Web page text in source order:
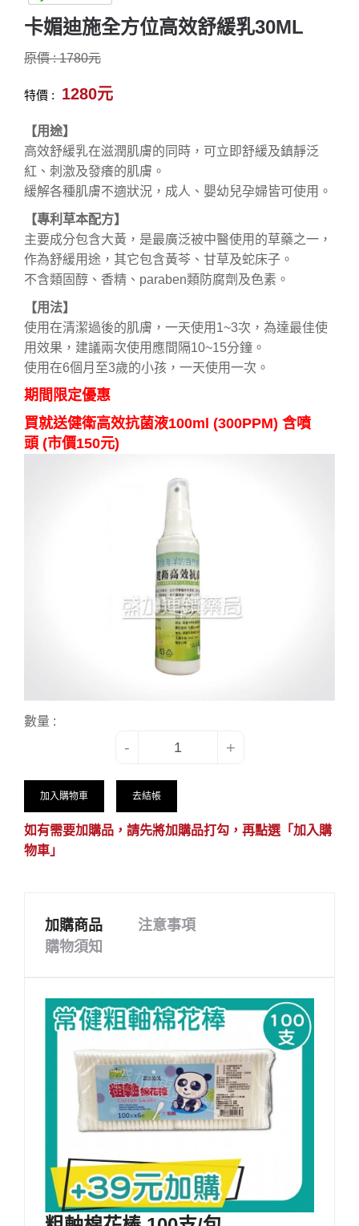
卡媚迪施全方位高效舒緩乳30ML
原價 : 1780元
特價 : 1280元
【用途】
高效舒緩乳在滋潤肌膚的同時，可立即舒緩及鎮靜泛
紅、刺激及發癢的肌膚。
緩解各種肌膚不適狀況，成人、嬰幼兒孕婦皆可使用。
【專利草本配方】
主要成分包含大黃，是最廣泛被中醫使用的草藥之一，
作為舒緩用途，其它包含黃芩、甘草及蛇床子。
不含類固醇、香精、paraben類防腐劑及色素。
【用法】
使用在清潔過後的肌膚，一天使用1~3次，為達最佳使
用效果，建議兩次使用應間隔10~15分鐘。
使用在6個月至3歲的小孩，一天使用一次。
期間限定優惠
買就送健衛高效抗菌液100ml (300PPM) 含噴
頭 (市價150元)
數量 :
- +
加入購物車 去結帳
如有需要加購品，請先將加購品打勾，再點選「加入購
物車」
加購商品
注意事項
購物須知